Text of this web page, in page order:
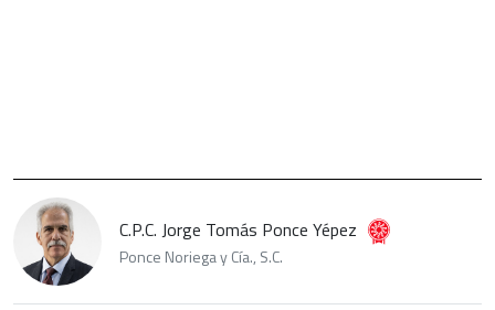
C.P.C. Jorge Tomás Ponce Yépez
Ponce Noriega y Cía., S.C.